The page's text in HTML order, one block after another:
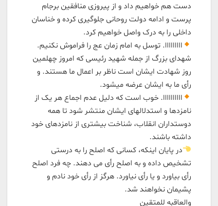
دست هم خواهیم داد و از پیروزی منافقین برجام
پرست و ادامه دولت روحانی جلوگیری کرده و خناسان
داخلی را به درک واصل خواهیم کرد.
ااااااااا. توسل به امام زمان عج را فراموش نکنیم.
شهدای بزرگ از جمله شهید رئیسی که امروز چهلمین
روز شهادت ایشان است ناظر بر اعمال ما هستند. و
رأی ما به ایشان عرضه میشود.
اااااااااا. خوب است که دلیل عدم اجماع هر یک از
نامزدها و استدلالهای ایشان منتشر شود تا همه
دوستداران انقلاب، شناخت بیشتری از نامزدهای خود
داشته باشند.
در پایان اینکه، کسانی که اصلح را به درستی
تشخیص داده و به اصلح رأی می دهند. چه فرد اصلح
رأی بیاورد و یا رأی نیاورد. هرگز از رأی خود نادم و
پشیمان نخواهند شد.
والعاقبه للمتقین